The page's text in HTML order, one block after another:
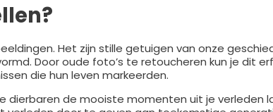
Het zijn stille getuigen van onze
Door oude foto’s te retoucheren kun je dit
die hun leven markeerden.
dierbaren de mooiste momenten uit je verleden